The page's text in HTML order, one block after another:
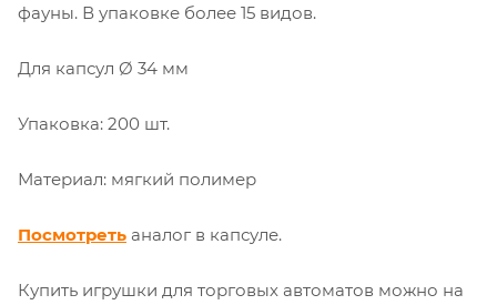
фауны. В упаковке более 15 видов.
Для капсул Ø 34 мм
Упаковка: 200 шт.
Материал: мягкий полимер
Посмотреть аналог в капсуле.
Купить игрушки для торговых автоматов можно на